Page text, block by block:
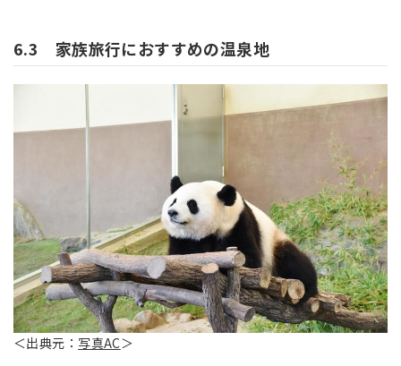
6.3 家族旅行におすすめの温泉地
＜出典元： 写真AC＞